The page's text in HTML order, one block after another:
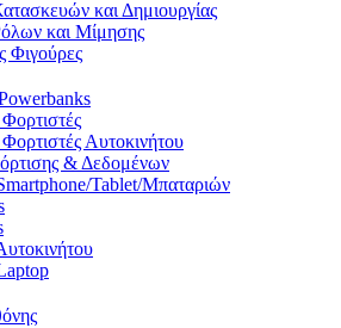
και Δημιουργίας
και Μίμησης
Φιγούρες
Αυτοκινήτου
& Δεδομένων
Tablet/Μπαταριών